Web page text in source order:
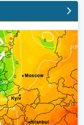
suho. . .